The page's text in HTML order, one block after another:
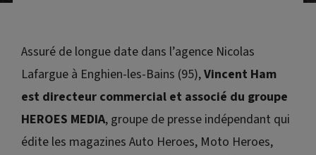
Assuré de longue date dans l’agence Nicolas
Lafargue à Enghien-les-Bains (95),Vincent Ham
est directeur commercial et associé du groupe
HEROES MEDIA, groupe de presse indépendant qui
édite les magazines Auto Heroes, Moto Heroes,